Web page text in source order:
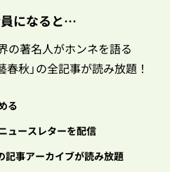
になると…
の著名人がホンネを語る
秋」の全記事が読み放題！
る
ュースレターを配信
事アーカイブが読み放題